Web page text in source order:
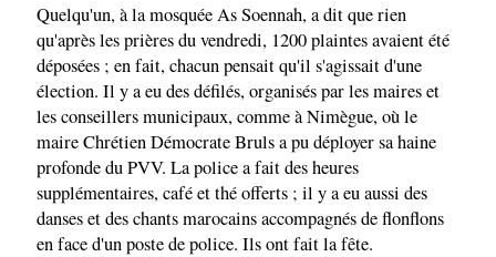
Quelqu'un, à la mosquée As Soennah, a dit que rien
qu'après les prières du vendredi, 1200 plaintes avaient été
déposées ; en fait, chacun pensait qu'il s'agissait d'une
élection. Il y a eu des défilés, organisés par les maires et
les conseillers municipaux, comme à Nimègue, où le
maire Chrétien Démocrate Bruls a pu déployer sa haine
profonde du PVV. La police a fait des heures
supplémentaires, café et thé offerts ; il y a eu aussi des
danses et des chants marocains accompagnés de flonflons
en face d'un poste de police. Ils ont fait la fête.